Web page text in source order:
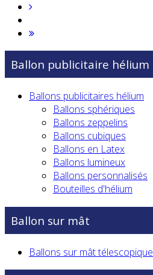
Ballon publicitaire hélium
Ballons publicitaires hélium
Ballons sphériques
Ballons zeppelins
Ballons cubiques
Ballons en Latex
Ballons lumineux
Ballons personnalisés
Bouteilles d'hélium
Ballon sur mât
Ballons sur mât télescopique